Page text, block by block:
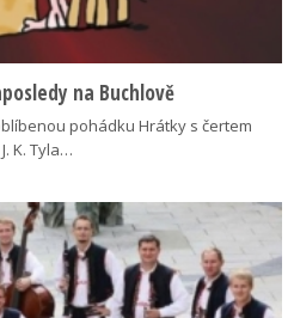
na Buchlově
pohádku Hrátky s čertem
K. Tyla…